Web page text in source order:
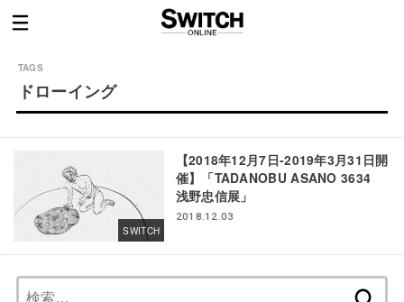
ドローイング
SWITCH
【2018年12月7日-2019年3月31日開
催】「TADANOBU ASANO 3634
浅野忠信展」
2018.12.03